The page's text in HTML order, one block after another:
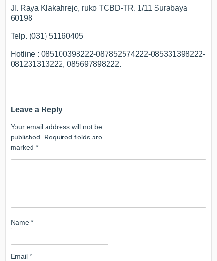
Jl. Raya Klakahrejo, ruko TCBD-TR. 1/11 Surabaya
60198
Telp. (031) 51160405
Hotline : 085100398222-087852574222-085331398222-
081231313222, 085697898222.
Leave a Reply
Your email address will not be
published.
Required fields are
marked*
Name*
Email*